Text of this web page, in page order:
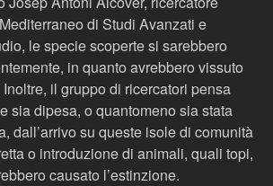
di Studi Avanzati e
le specie scoperte si sarebbero
in quanto avrebbero vissuto
il gruppo di ricercatori pensa
sia dipesa, o quantomeno sia stata
dall’arrivo su queste isole di comunità
o introduzione di animali, quali topi,
causato l’estinzione.